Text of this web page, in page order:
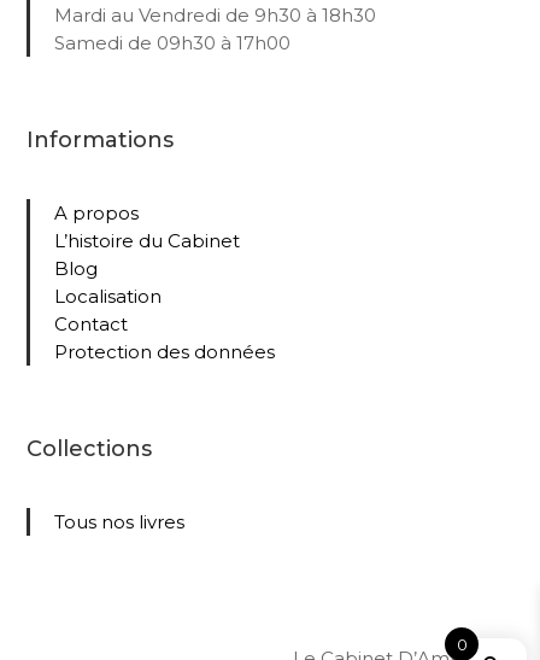
Mardi au Vendredi de 9h30 à 18h30
Samedi de 09h30 à 17h00
Informations
A propos
L’histoire du Cabinet
Blog
Localisation
Contact
Protection des données
Collections
Tous nos livres
0